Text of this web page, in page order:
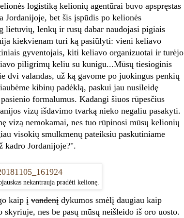
logistiką kelionių agentūrai buvo apspręstas
bet šis įspūdis po kelionės
lietuvių, lenkų ir rusų dabar naudojasi pigiais
kiekvienam turi ką pasiūlyti: vieni keliavo
gyventojais, kiti keliavo organizuotai ir turėjo
piligrimų keliu su kunigu...Mūsų tiesioginis
dvi valandas, už ką gavome po juokingus penkių
kibinų padėklą, paskui jau nusileidę
formalumus. Kadangi šiuos rūpesčius
vizų išdavimo tvarką nieko negaliu pasakyti.
vizą nemokamai, nes tuo rūpinosi mūsų kelionių
visokių smulkmenų pateiksiu paskutiniame
kadro Jordanijoje?".
nekantrauja pradėti kelionę.
kaip į vandenį dykumos smėlį daugiau kaip
skyriuje, nes be pasų mūsų neišleido iš oro uosto.